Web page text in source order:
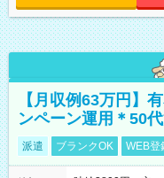
【月収例63万円】
ンペーン運用＊50
派遣 ブランクOK WEB登